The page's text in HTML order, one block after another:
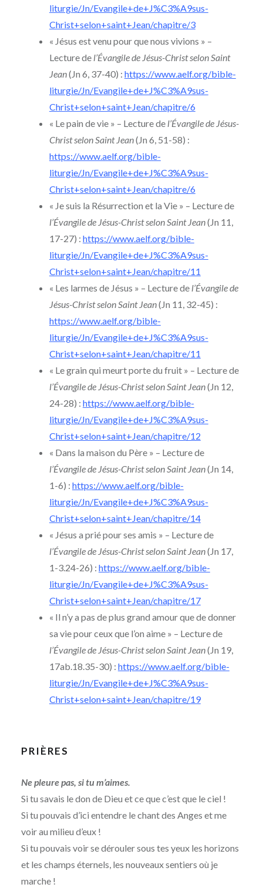
liturgie/Jn/Evangile+de+J%C3%A9sus-
Christ+selon+saint+Jean/chapitre/3
« Jésus est venu pour que nous vivions » –
Lecture de l’Évangile de Jésus-Christ selon Saint
Jean(Jn 6, 37-40) : https://www.aelf.org/bible-
liturgie/Jn/Evangile+de+J%C3%A9sus-
Christ+selon+saint+Jean/chapitre/6
« Le pain de vie » – Lecture de l’Évangile de Jésus-
Christ selon Saint Jean(Jn 6, 51-58) :
https://www.aelf.org/bible-
liturgie/Jn/Evangile+de+J%C3%A9sus-
Christ+selon+saint+Jean/chapitre/6
« Je suis la Résurrection et la Vie » – Lecture de
l’Évangile de Jésus-Christ selon Saint Jean(Jn 11,
17-27) : https://www.aelf.org/bible-
liturgie/Jn/Evangile+de+J%C3%A9sus-
Christ+selon+saint+Jean/chapitre/11
« Les larmes de Jésus » – Lecture de l’Évangile de
Jésus-Christ selon Saint Jean(Jn 11, 32-45) :
https://www.aelf.org/bible-
liturgie/Jn/Evangile+de+J%C3%A9sus-
Christ+selon+saint+Jean/chapitre/11
« Le grain qui meurt porte du fruit » – Lecture de
l’Évangile de Jésus-Christ selon Saint Jean(Jn 12,
24-28) : https://www.aelf.org/bible-
liturgie/Jn/Evangile+de+J%C3%A9sus-
Christ+selon+saint+Jean/chapitre/12
« Dans la maison du Père » – Lecture de
l’Évangile de Jésus-Christ selon Saint Jean(Jn 14,
1-6) : https://www.aelf.org/bible-
liturgie/Jn/Evangile+de+J%C3%A9sus-
Christ+selon+saint+Jean/chapitre/14
« Jésus a prié pour ses amis » – Lecture de
l’Évangile de Jésus-Christ selon Saint Jean(Jn 17,
1-3.24-26) : https://www.aelf.org/bible-
liturgie/Jn/Evangile+de+J%C3%A9sus-
Christ+selon+saint+Jean/chapitre/17
« Il n’y a pas de plus grand amour que de donner
sa vie pour ceux que l’on aime » – Lecture de
l’Évangile de Jésus-Christ selon Saint Jean(Jn 19,
17ab.18.35-30) : https://www.aelf.org/bible-
liturgie/Jn/Evangile+de+J%C3%A9sus-
Christ+selon+saint+Jean/chapitre/19
PRIÈRES
Ne pleure pas, si tu m’aimes.
Si tu savais le don de Dieu et ce que c’est que le ciel !
Si tu pouvais d’ici entendre le chant des Anges et me
voir au milieu d’eux !
Si tu pouvais voir se dérouler sous tes yeux les horizons
et les champs éternels, les nouveaux sentiers où je
marche !